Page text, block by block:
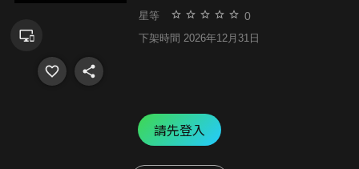
星等 0
下架時間 2026年12月31日
請先登入